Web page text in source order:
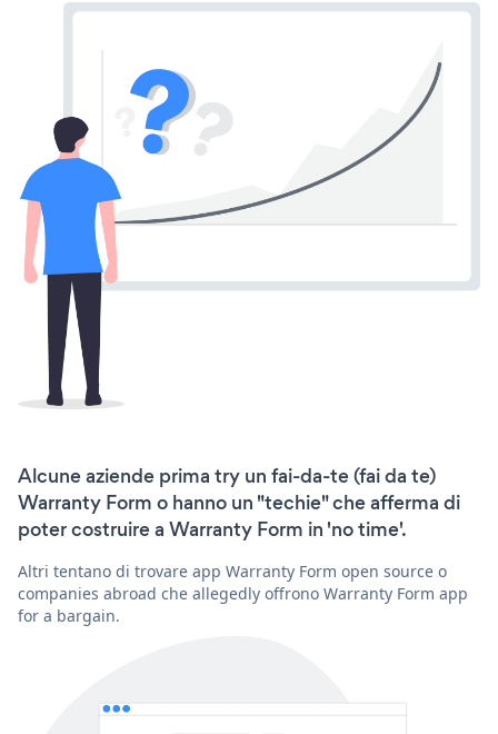
Alcune aziende prima try un fai-da-te (fai da te)
Warranty Form o hanno un "techie" che afferma di
poter costruire a Warranty Form in 'no time'.
Altri tentano di trovare app Warranty Form open source o
companies abroad che allegedly offrono Warranty Form app
for a bargain.